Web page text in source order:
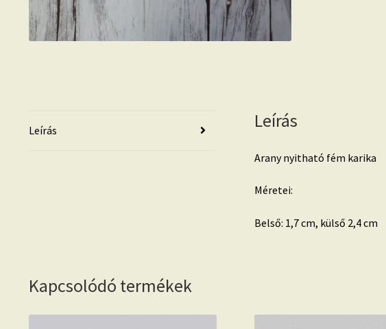
Leírás Leírás
Arany nyitható fém karika
Méretei:
Belső: 1,7 cm, külső 2,4 cm
Kapcsolódó termékek